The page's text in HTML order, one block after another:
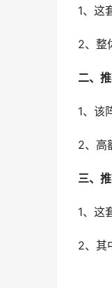
1、这
2、整
二、
1、该
2、高
三、
1、这
2、其